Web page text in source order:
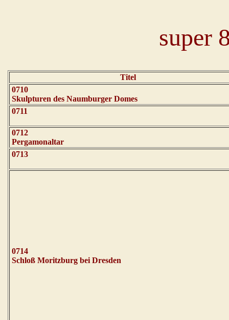
super
Titel
0710
Skulpturen des Naumburger Domes
0711
0712
Pergamonaltar
0713
0714
Schloß Moritzburg bei Dresden